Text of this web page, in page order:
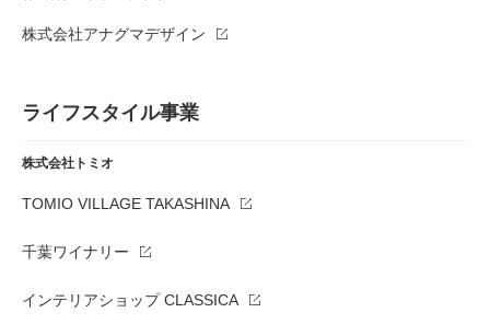
株式会社アナグマデザイン
ライフスタイル事業
株式会社トミオ
TOMIO VILLAGE TAKASHINA
千葉ワイナリー
インテリアショップ CLASSICA